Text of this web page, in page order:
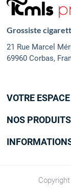
Grossiste
21 Rue Marcel
69960 Corbas,
VOTRE
Mes adresses
NOS PRODUITS
Nouveautés